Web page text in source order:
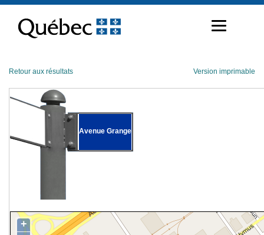
contenu
Retour aux résultats Version imprimable
Avenue Grange
+